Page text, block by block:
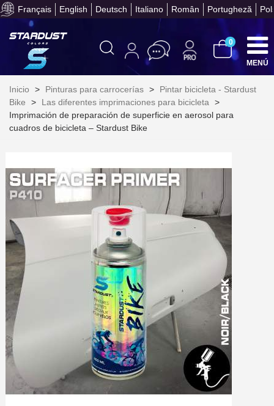
Français English Deutsch Italiano Român Portugheză
Paga en 4 plazos sin
Obtenga su presupuesto
Comparte tus
Gana puntos de
Devuelve los
5 € de descuento
Cupón de 10 € por
Suscríbete al
Entrega en un
Paga en 4 plazos sin
Obtenga su presupuesto
0
MENÚ
Inicio > Pinturas para carrocerías >
Pintar bicicleta - Stardust
Bike
> Las diferentes imprimaciones para bicicleta
>
Imprimación de preparación de superficie en aerosol para
cuadros de bicicleta – Stardust Bike